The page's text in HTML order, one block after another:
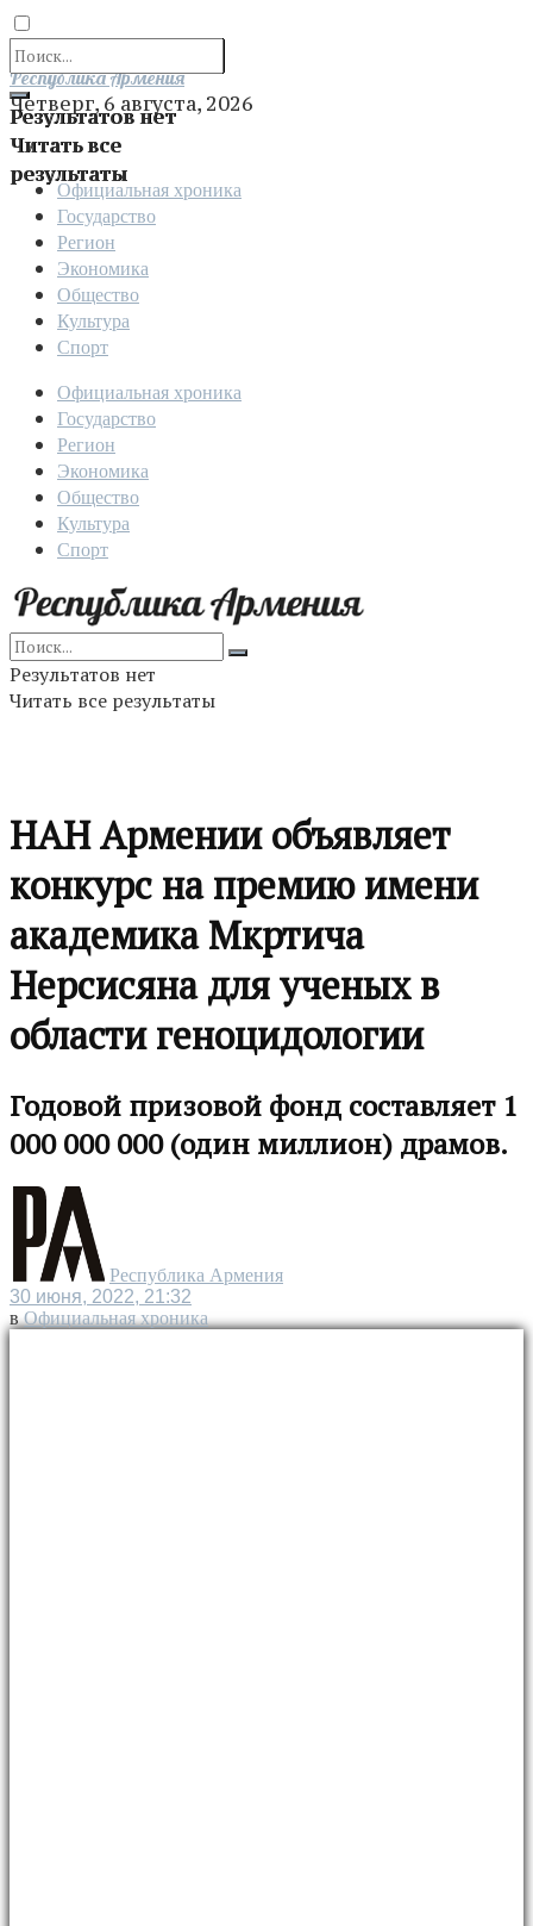
Результатов нет
Читать все
результаты
Отправить
Республика Армения
Четверг, 6 августа, 2026
Официальная хроника
Государство
Регион
Экономика
Общество
Культура
Спорт
Официальная хроника
Государство
Регион
Экономика
Общество
Культура
Спорт
Результатов нет
Читать все результаты
НАН Армении объявляет
конкурс на премию имени
академика Мкртича
Нерсисяна для ученых в
области геноцидологии
Годовой призовой фонд составляет 1
000 000 000 (один миллион) драмов.
Республика Армения
30 июня, 2022, 21:32
в Официальная хроника